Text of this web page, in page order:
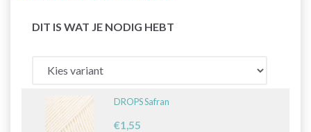
DIT IS WAT JE NODIG HEBT
DROPS Safran
€1,55